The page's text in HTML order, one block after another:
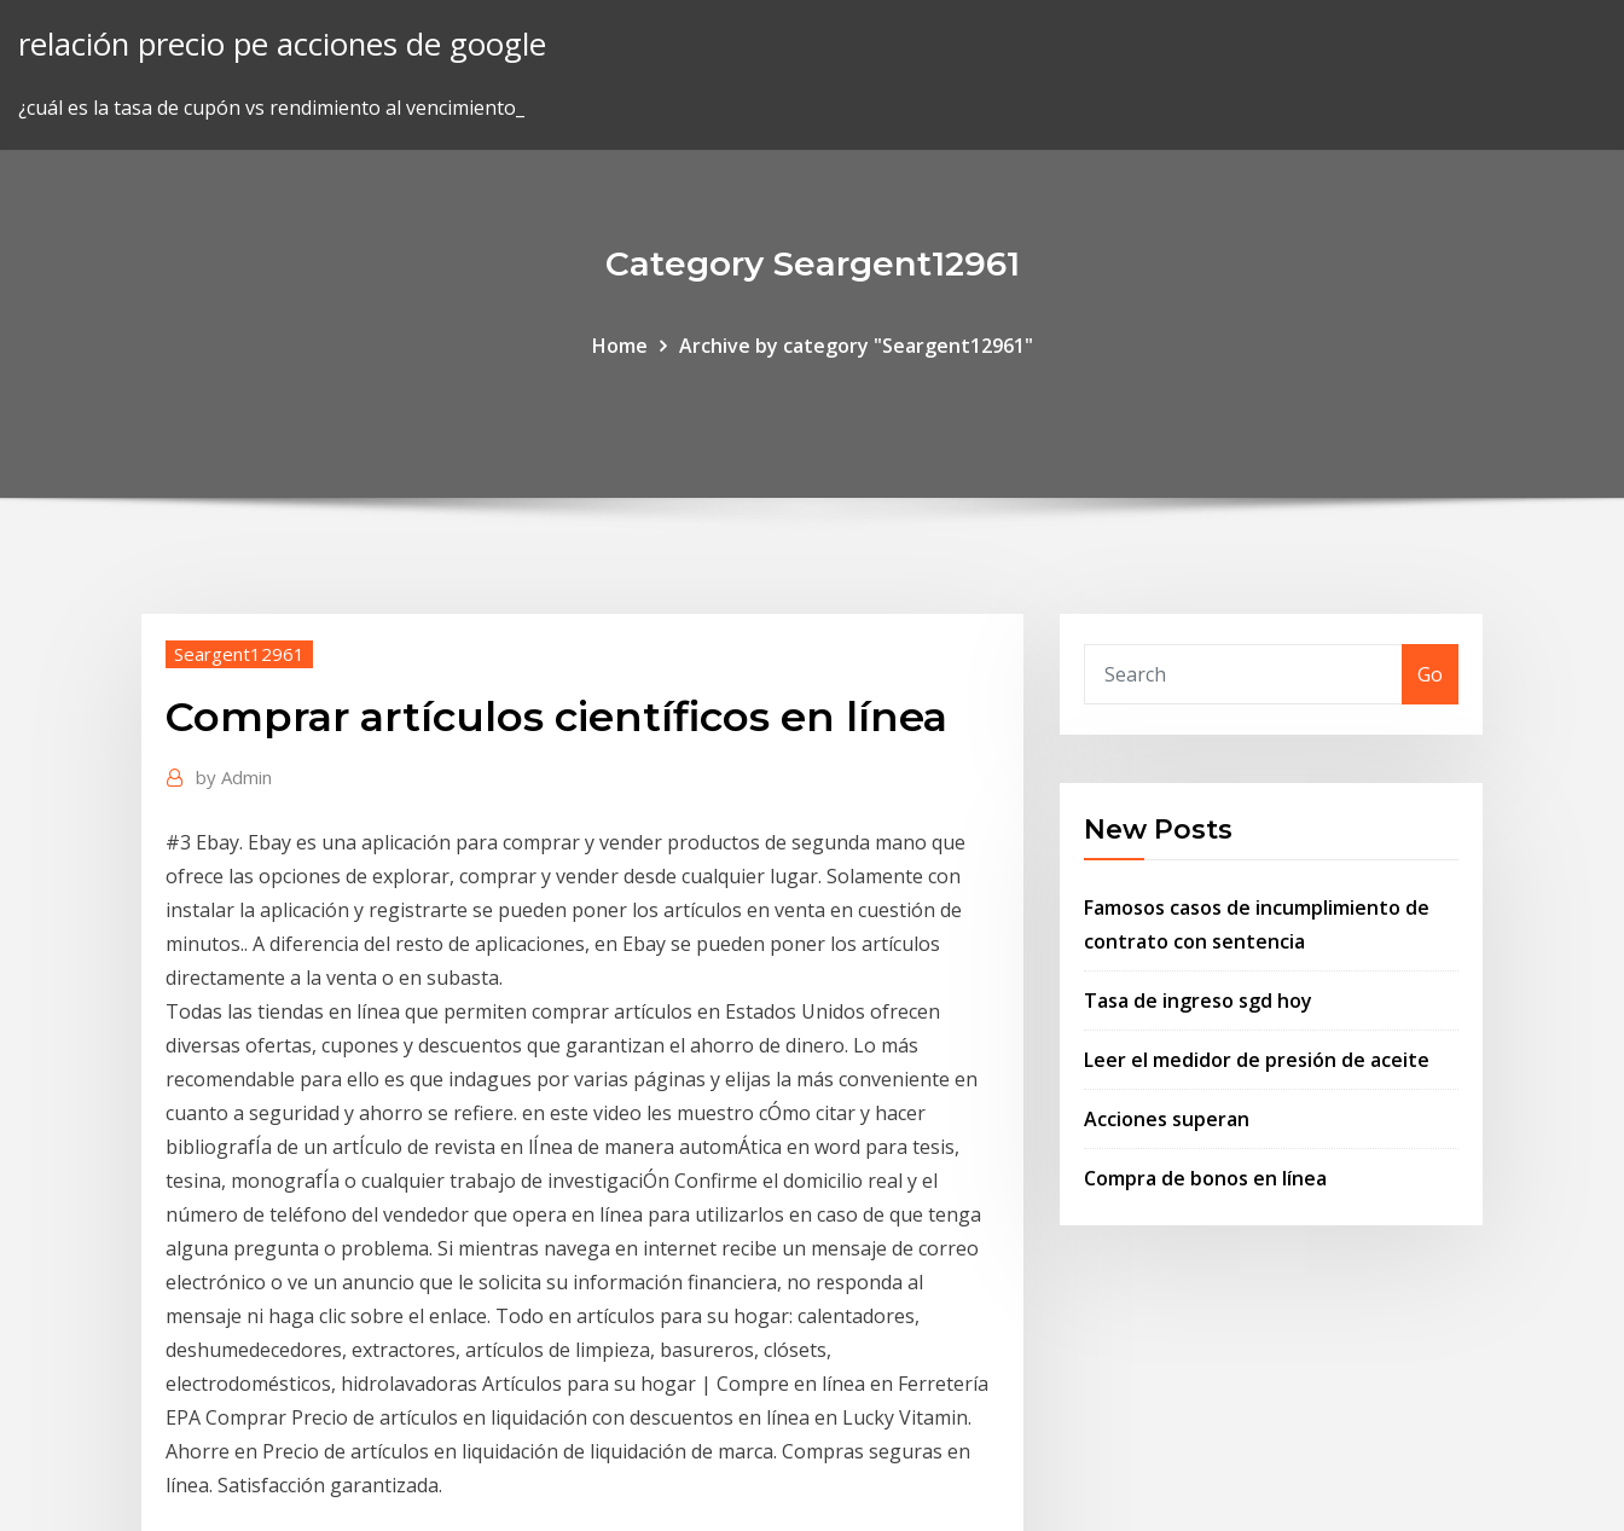
relación precio pe acciones de google
¿cuál es la tasa de cupón vs rendimiento al vencimiento_
Category Seargent12961
Home Archive by category "Seargent12961"
Seargent12961
Comprar artículos científicos en línea
by Admin
#3 Ebay. Ebay es una aplicación para comprar y vender productos de segunda mano que
ofrece las opciones de explorar, comprar y vender desde cualquier lugar. Solamente con
instalar la aplicación y registrarte se pueden poner los artículos en venta en cuestión de
minutos.. A diferencia del resto de aplicaciones, en Ebay se pueden poner los artículos
directamente a la venta o en subasta.
Todas las tiendas en línea que permiten comprar artículos en Estados Unidos ofrecen
diversas ofertas, cupones y descuentos que garantizan el ahorro de dinero. Lo más
recomendable para ello es que indagues por varias páginas y elijas la más conveniente en
cuanto a seguridad y ahorro se refiere. en este video les muestro cÓmo citar y hacer
bibliografÍa de un artÍculo de revista en lÍnea de manera automÁtica en word para tesis,
tesina, monografÍa o cualquier trabajo de investigaciÓn Confirme el domicilio real y el
número de teléfono del vendedor que opera en línea para utilizarlos en caso de que tenga
alguna pregunta o problema. Si mientras navega en internet recibe un mensaje de correo
electrónico o ve un anuncio que le solicita su información financiera, no responda al
mensaje ni haga clic sobre el enlace. Todo en artículos para su hogar: calentadores,
deshumedecedores, extractores, artículos de limpieza, basureros, clósets,
electrodomésticos, hidrolavadoras Artículos para su hogar | Compre en línea en Ferretería
EPA Comprar Precio de artículos en liquidación con descuentos en línea en Lucky Vitamin.
Ahorre en Precio de artículos en liquidación de liquidación de marca. Compras seguras en
línea. Satisfacción garantizada.
Go
New Posts
Famosos casos de incumplimiento de
contrato con sentencia
Tasa de ingreso sgd hoy
Leer el medidor de presión de aceite
Acciones superan
Compra de bonos en línea